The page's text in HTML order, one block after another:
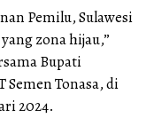
Pemilu, Sulawesi
zona hijau,”
Bupati
Semen Tonasa, di
2024.